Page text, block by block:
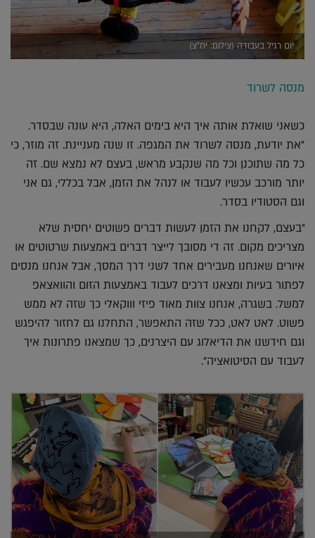
יום רגיל בעבודה (צילום: יח"צ)
מנסה לשרוד
כשאני שואלת אותה איך היא בימים האלה, היא עונה שבסדר.
"את יודעת, מנסה לשרוד את המגפה. זו שנה מעניינת. זה מוזר, כי
כל מה שתוכנן וכל מה שנקבע מראש, בעצם לא נמצא שם. זה
יותר מורכב עכשיו לעבוד או לנהל את הזמן, אבל בכללי, גם אני
וגם הסטודיו בסדר.
"בעצם, לקחנו את הזמן לעשות דברים פשוטים יחסית שלא
מצריכים מקום. זה די מסובך לייצר דברים באמצעות שרטוטים או
איורים שאנחנו מעבירים אחד לשני דרך המסך, אבל אנחנו מנסים
לפתור בעיות ומצאנו דרכים לעבוד באמצעות הזום והוואצאפ
למשל. בשגרה, אנחנו צוות מאוד פיזי וווקאלי כך שזה לא ממש
פשוט. לאט לאט, ככל שזה התאפשר, התחלנו גם לחזור להיפגש
וגם חידשנו את הדיאלוג עם היצרנים, כך שמצאנו פתרונות איך
לעבוד עם הסיטואציה".